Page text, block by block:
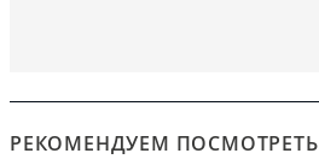
РЕКОМЕНДУЕМ ПОСМОТРЕТЬ